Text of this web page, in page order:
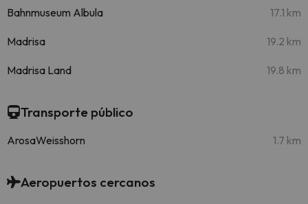
Bahnmuseum Albula 17.1 km
Madrisa 19.2 km
Madrisa Land 19.8 km
Transporte público
ArosaWeisshorn 1.7 km
Aeropuertos cercanos